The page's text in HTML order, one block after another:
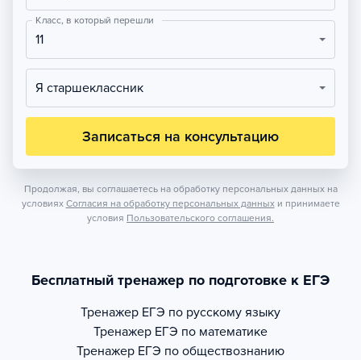
Класс, в который перешли
11
Я старшеклассник
Записаться на консультацию
Продолжая, вы соглашаетесь на обработку персональных данных на
условиях Согласия на обработку персональных данных и принимаете
условия Пользовательского соглашения.
Бесплатный тренажер по подготовке к ЕГЭ
Тренажер ЕГЭ по русскому языку
Тренажер ЕГЭ по математике
Тренажер ЕГЭ по обществознанию